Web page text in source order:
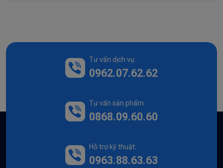
Tư vấn dịch vụ:
0962.07.62.62
Tư vấn sản phẩm
0868.09.60.60
Hỗ trợ kỹ thuật:
0963.88.63.63